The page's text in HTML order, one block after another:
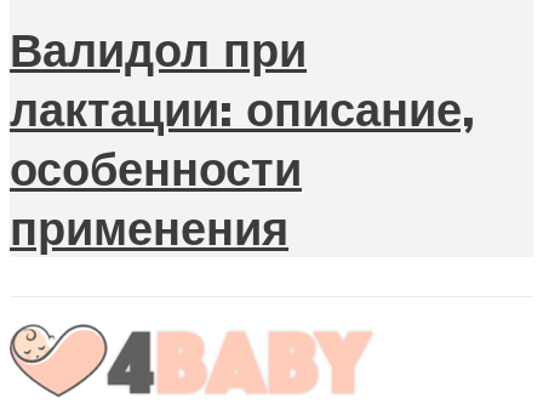
Валидол при
лактации: описание,
особенности
применения